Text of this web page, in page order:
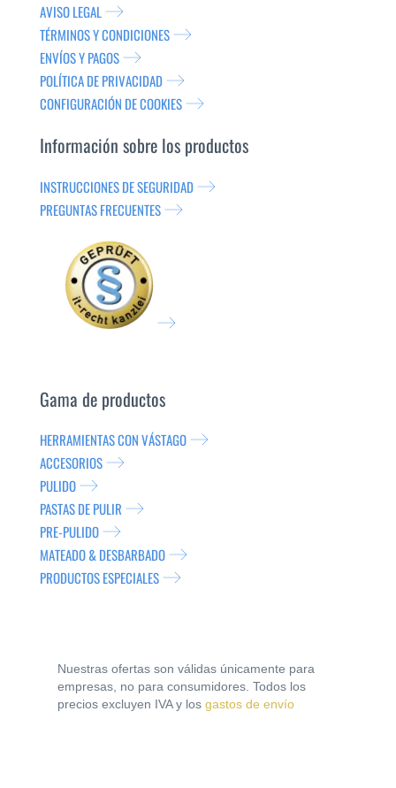
AVISO LEGAL
TÉRMINOS Y CONDICIONES
ENVÍOS Y PAGOS
POLÍTICA DE PRIVACIDAD
CONFIGURACIÓN DE COOKIES
Información sobre los productos
INSTRUCCIONES DE SEGURIDAD
PREGUNTAS FRECUENTES
Gama de productos
HERRAMIENTAS CON VÁSTAGO
ACCESORIOS
PULIDO
PASTAS DE PULIR
PRE-PULIDO
MATEADO & DESBARBADO
PRODUCTOS ESPECIALES
Nuestras ofertas son válidas únicamente para
empresas, no para consumidores. Todos los
precios excluyen IVA y los gastos de envío